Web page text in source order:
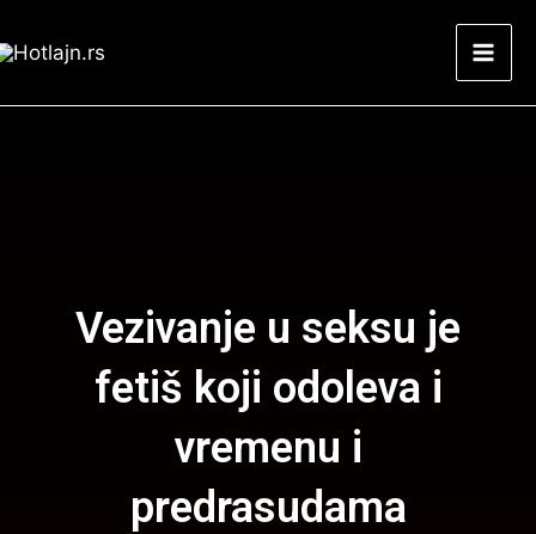
to
Vezivanje u seksu je
fetiš koji odoleva i
vremenu i
predrasudama